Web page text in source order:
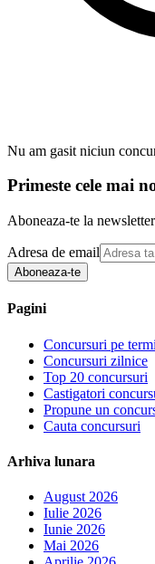
Nu am gasit niciun
Primeste cele mai
Aboneaza-te la
Adresa de email
Aboneaza-te
Pagini
Concursuri pe
Concursuri zilnice
Top 20 concursuri
Castigatori
Propune un
Cauta concursuri
Arhiva lunara
August 2026
Iulie 2026
Iunie 2026
Mai 2026